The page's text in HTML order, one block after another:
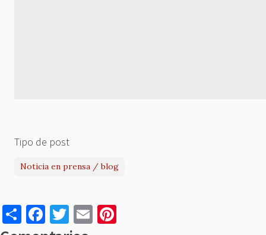
Tipo de post
Noticia en prensa / blog
S F T E